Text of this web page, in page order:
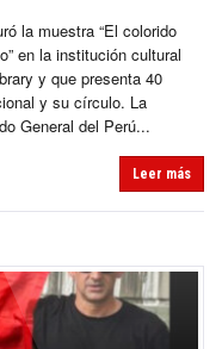
la muestra “El colorido
en la institución cultural
y que presenta 40
y su círculo. La
General del Perú...
Leer más